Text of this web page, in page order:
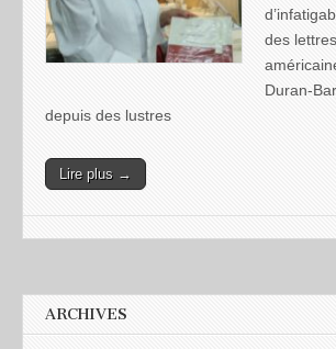
des
Duran-
depuis des lustres
Lire plus →
ARCHIVES